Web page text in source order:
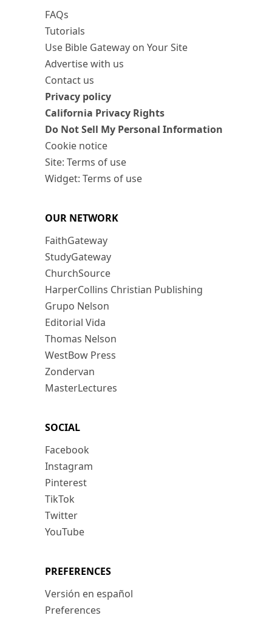
FAQs
Tutorials
Use Bible Gateway on Your Site
Advertise with us
Contact us
Privacy policy
California Privacy Rights
Do Not Sell My Personal Information
Cookie notice
Site: Terms of use
Widget: Terms of use
OUR NETWORK
FaithGateway
StudyGateway
ChurchSource
HarperCollins Christian Publishing
Grupo Nelson
Editorial Vida
Thomas Nelson
WestBow Press
Zondervan
MasterLectures
SOCIAL
Facebook
Instagram
Pinterest
TikTok
Twitter
YouTube
PREFERENCES
Versión en español
Preferences